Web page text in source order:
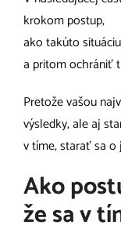
krokom postup,
ako takúto
a pritom ochrániť
Pretože vašou
výsledky, ale aj
v tíme, starať sa o
Ako
že sa v